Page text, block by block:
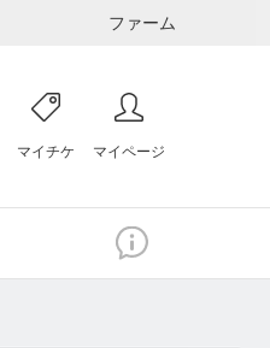
ファーム
マイチケ マイページ